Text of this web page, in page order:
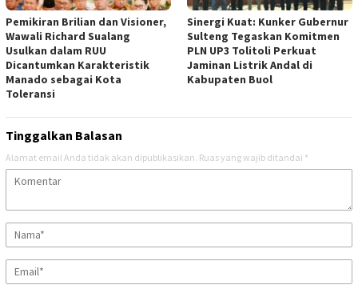
Pemikiran Brilian dan Visioner,
Wawali Richard Sualang
Usulkan dalam RUU
Dicantumkan Karakteristik
Manado sebagai Kota
Toleransi
Sinergi Kuat: Kunker Gubernur
Sulteng Tegaskan Komitmen
PLN UP3 Tolitoli Perkuat
Jaminan Listrik Andal di
Kabupaten Buol
Tinggalkan Balasan
Alamat email Anda tidak akan dipublikasikan. Ruas yang wajib ditandai *